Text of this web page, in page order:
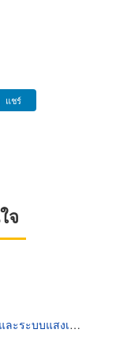
แชร์
จ
ระบบแสงเสียง